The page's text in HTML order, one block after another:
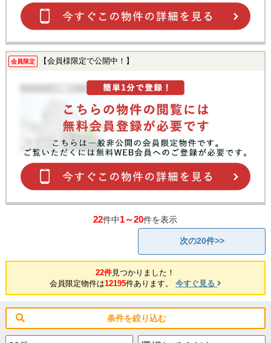
会員限定 【会員様限定で公開中！】
22件中1～20件を表示
次の20件>>
22件見つかりました！
会員限定物件は12195件あります。 今すぐ見る
条件を絞り込む